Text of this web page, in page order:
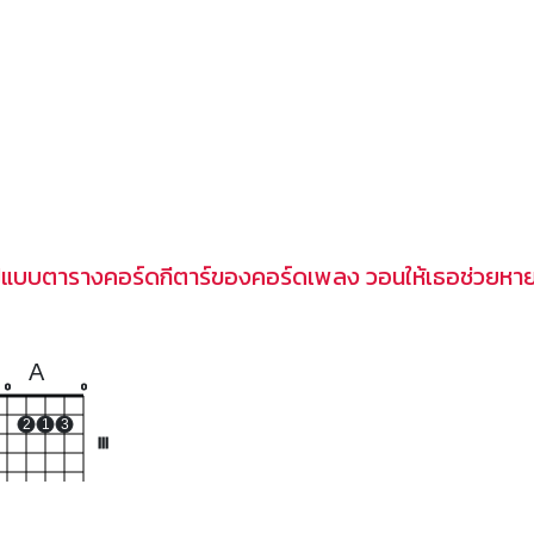
บบตารางคอร์ดกีตาร์ของคอร์ดเพลง วอนให้เธอช่วยหา
A
o
2 1 3
o